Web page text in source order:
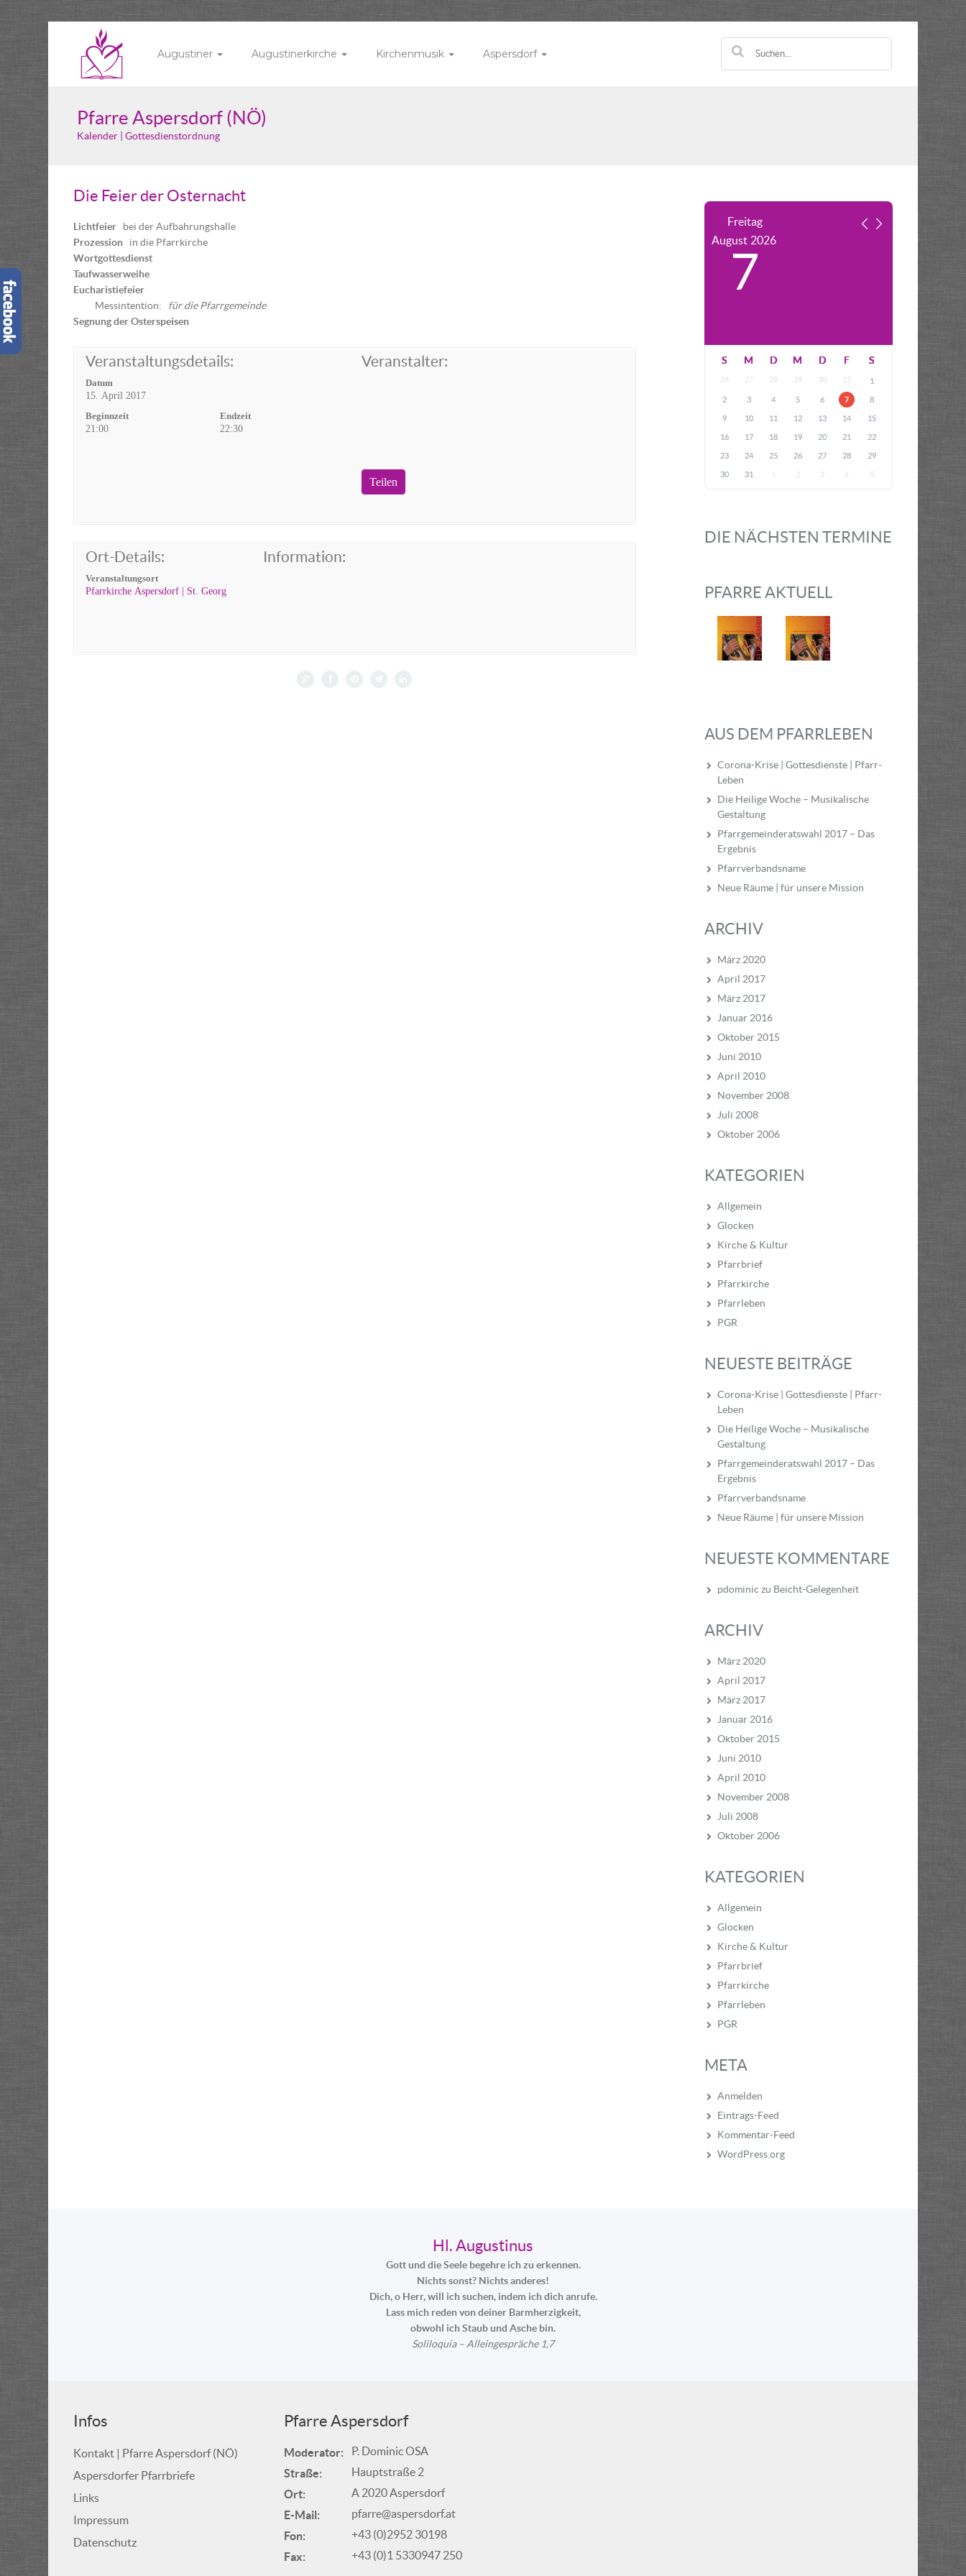
Augustiner Augustinerkirche Kirchenmusik Aspersdorf
Pfarre Aspersdorf (NÖ)
Kalender | Gottesdienstordnung
Die Feier der Osternacht
Lichtfeier
bei der Aufbahrungshalle
Prozession in die Pfarrkirche
Wortgottesdienst
Taufwasserweihe
Eucharistiefeier
Messintention: für die Pfarrgemeinde
Segnung der Osterspeisen
Veranstaltungsdetails:
Datum
15. April 2017
Beginnzeit
21:00
Endzeit
22:30
Veranstalter:
Teilen
Ort-Details:
Veranstaltungsort
Pfarrkirche Aspersdorf | St. Georg
Information:
Freitag
August 2026
7
S M D M D F S
26 27 28 29 30 31 1
2 3 4 5 6 7 8
9 10 11 12 13 14 15
16 17 18 19 20 21 22
23 24 25 26 27 28 29
30 31 1 2 3 4 5
DIE NÄCHSTEN TERMINE
PFARRE AKTUELL
AUS DEM PFARRLEBEN
Corona-Krise | Gottesdienste | Pfarr-
Leben
Die Heilige Woche – Musikalische
Gestaltung
Pfarrgemeinderatswahl 2017 – Das
Ergebnis
Pfarrverbandsname
Neue Räume | für unsere Mission
ARCHIV
März 2020
April 2017
März 2017
Januar 2016
Oktober 2015
Juni 2010
April 2010
November 2008
Juli 2008
Oktober 2006
KATEGORIEN
Allgemein
Glocken
Kirche & Kultur
Pfarrbrief
Pfarrkirche
Pfarrleben
PGR
NEUESTE BEITRÄGE
Corona-Krise | Gottesdienste | Pfarr-
Leben
Die Heilige Woche – Musikalische
Gestaltung
Pfarrgemeinderatswahl 2017 – Das
Ergebnis
Pfarrverbandsname
Neue Räume | für unsere Mission
NEUESTE KOMMENTARE
pdominic zu Beicht-Gelegenheit
ARCHIV
März 2020
April 2017
März 2017
Januar 2016
Oktober 2015
Juni 2010
April 2010
November 2008
Juli 2008
Oktober 2006
KATEGORIEN
Allgemein
Glocken
Kirche & Kultur
Pfarrbrief
Pfarrkirche
Pfarrleben
PGR
META
Anmelden
Eintrags-Feed
Kommentar-Feed
WordPress.org
Hl. Augustinus
Gott und die Seele begehre ich zu erkennen.
Nichts sonst? Nichts anderes!
Dich, o Herr, will ich suchen, indem ich dich anrufe.
Lass mich reden von deiner Barmherzigkeit,
obwohl ich Staub und Asche bin.
Soliloquia – Alleingespräche 1,7
Infos
Kontakt | Pfarre Aspersdorf (NÖ)
Aspersdorfer Pfarrbriefe
Links
Impressum
Datenschutz
Pfarre Aspersdorf
Moderator:
P. Dominic OSA
Straße:
Hauptstraße 2
Ort:
A 2020 Aspersdorf
E-Mail:
pfarre@aspersdorf.at
Fon:
+43 (0)2952 30198
Fax:
+43 (0)1 5330947 250